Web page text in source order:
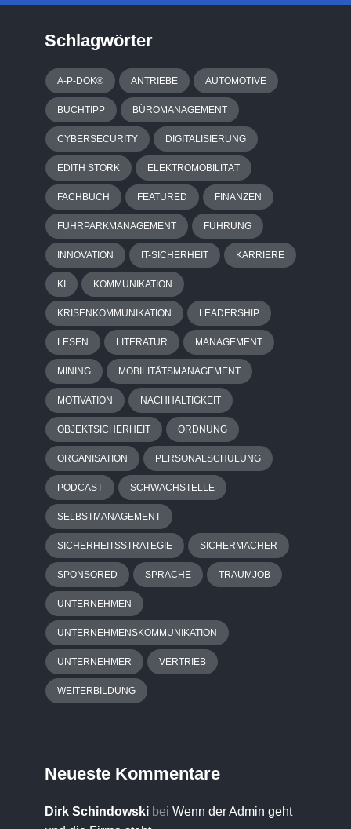
Schlagwörter
A-P-DOK® ANTRIEBE AUTOMOTIVE
BUCHTIPP BÜROMANAGEMENT
CYBERSECURITY DIGITALISIERUNG
EDITH STORK ELEKTROMOBILITÄT
FACHBUCH FEATURED FINANZEN
FUHRPARKMANAGEMENT FÜHRUNG
INNOVATION IT-SICHERHEIT KARRIERE
KI KOMMUNIKATION
KRISENKOMMUNIKATION LEADERSHIP
LESEN LITERATUR MANAGEMENT
MINING MOBILITÄTSMANAGEMENT
MOTIVATION NACHHALTIGKEIT
OBJEKTSICHERHEIT ORDNUNG
ORGANISATION PERSONALSCHULUNG
PODCAST SCHWACHSTELLE
SELBSTMANAGEMENT
SICHERHEITSSTRATEGIE SICHERMACHER
SPONSORED SPRACHE TRAUMJOB
UNTERNEHMEN
UNTERNEHMENSKOMMUNIKATION
UNTERNEHMER VERTRIEB
WEITERBILDUNG
Neueste Kommentare
Dirk Schindowski bei Wenn der Admin geht